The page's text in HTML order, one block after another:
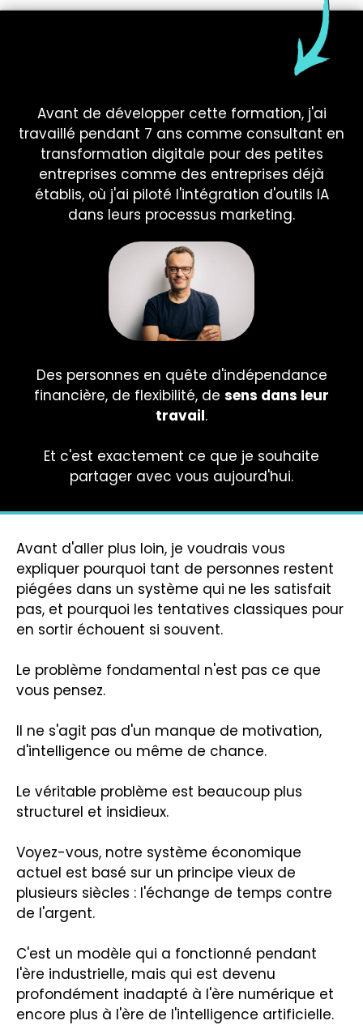
Avant de développer cette formation, j'ai
travaillé pendant 7 ans comme consultant en
transformation digitale pour des petites
entreprises comme des entreprises déjà
établis, où j'ai piloté l'intégration d'outils IA
dans leurs processus marketing.
Des personnes en quête d'indépendance
financière, de flexibilité, de sens dans leur
travail.
Et c'est exactement ce que je souhaite
partager avec vous aujourd'hui.
Avant d'aller plus loin, je voudrais vous
expliquer pourquoi tant de personnes restent
piégées dans un système qui ne les satisfait
pas, et pourquoi les tentatives classiques pour
en sortir échouent si souvent.
Le problème fondamental n'est pas ce que
vous pensez.
Il ne s'agit pas d'un manque de motivation,
d'intelligence ou même de chance.
Le véritable problème est beaucoup plus
structurel et insidieux.
Voyez-vous, notre système économique
actuel est basé sur un principe vieux de
plusieurs siècles : l'échange de temps contre
de l'argent.
C'est un modèle qui a fonctionné pendant
l'ère industrielle, mais qui est devenu
profondément inadapté à l'ère numérique et
encore plus à l'ère de l'intelligence artificielle.